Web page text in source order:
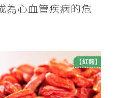
為心血管疾病的危